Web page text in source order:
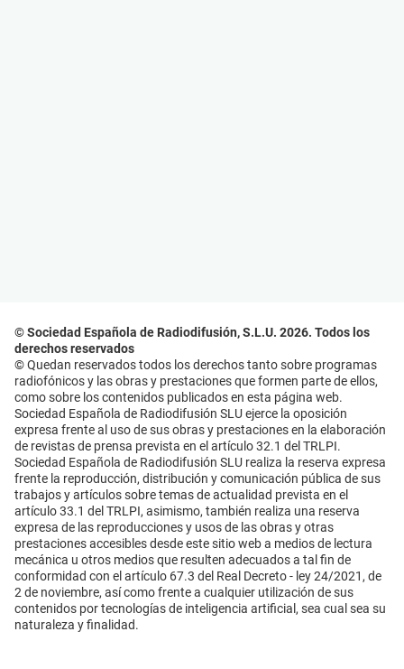
© Sociedad Española de Radiodifusión, S.L.U. 2026. Todos los
derechos reservados
© Quedan reservados todos los derechos tanto sobre programas
radiofónicos y las obras y prestaciones que formen parte de ellos,
como sobre los contenidos publicados en esta página web.
Sociedad Española de Radiodifusión SLU ejerce la oposición
expresa frente al uso de sus obras y prestaciones en la elaboración
de revistas de prensa prevista en el artículo 32.1 del TRLPI.
Sociedad Española de Radiodifusión SLU realiza la reserva expresa
frente la reproducción, distribución y comunicación pública de sus
trabajos y artículos sobre temas de actualidad prevista en el
artículo 33.1 del TRLPI, asimismo, también realiza una reserva
expresa de las reproducciones y usos de las obras y otras
prestaciones accesibles desde este sitio web a medios de lectura
mecánica u otros medios que resulten adecuados a tal fin de
conformidad con el artículo 67.3 del Real Decreto - ley 24/2021, de
2 de noviembre, así como frente a cualquier utilización de sus
contenidos por tecnologías de inteligencia artificial, sea cual sea su
naturaleza y finalidad.